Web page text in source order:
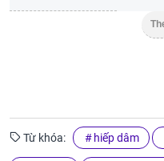
Từ khóa: hiếp dâm